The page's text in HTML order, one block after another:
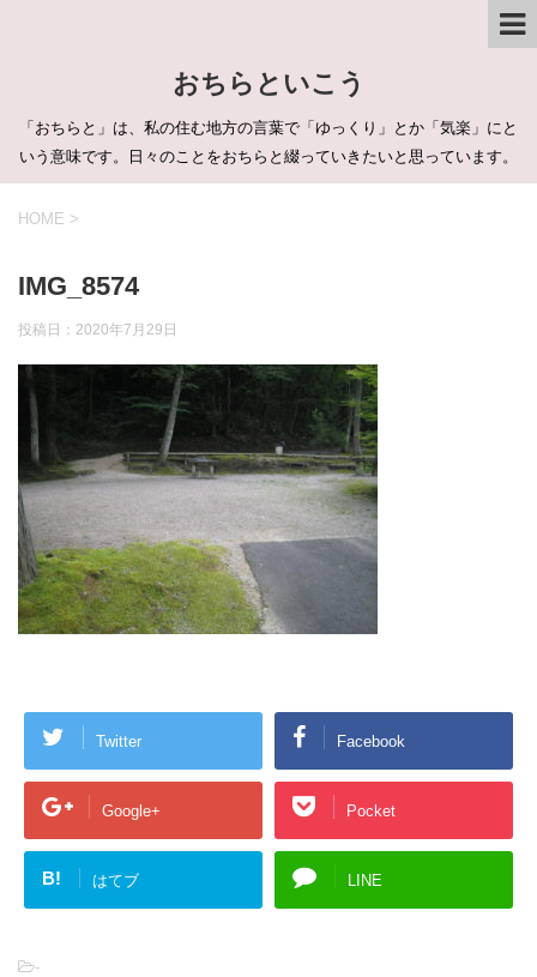
おちらといこう
「おちらと」は、私の住む地方の言葉で「ゆっくり」とか「気楽」にと
いう意味です。日々のことをおちらと綴っていきたいと思っています。
HOME >
IMG_8574
投稿日： 2020年7月29日
Twitter Facebook
Google+ Pocket
B! はてブ LINE
-